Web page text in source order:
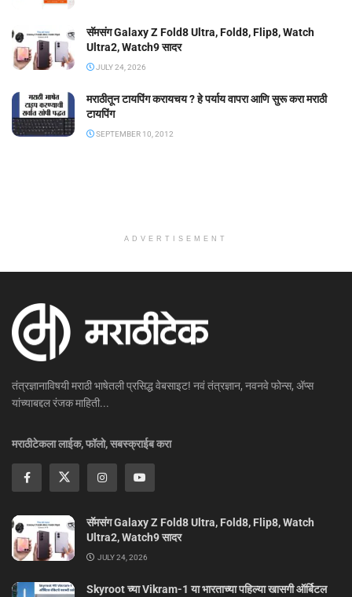
सॅमसंग Galaxy Z Fold8 Ultra, Fold8, Flip8, Watch
Ultra2, Watch9 सादर
JULY 24, 2026
मराठीतून टायपिंग करायचय ? हे पर्याय वापरा आणि सुरू करा मराठी
टायपिंग
SEPTEMBER 10, 2012
ADVERTISEMENT
तंत्रज्ञानाविषयी मराठी भाषेतली प्रसिद्ध वेबसाइट! नवं तंत्रज्ञान, नवनवे फोन्स, ॲप्स
यांच्याबद्दल रंजक माहिती...
मराठीटेकला लाईक, फॉलो, सबस्क्राईब करा
सॅमसंग Galaxy Z Fold8 Ultra, Fold8, Flip8, Watch
Ultra2, Watch9 सादर
JULY 24, 2026
Skyroot च्या Vikram-1 या भारताच्या पहिल्या खासगी ऑर्बिटल